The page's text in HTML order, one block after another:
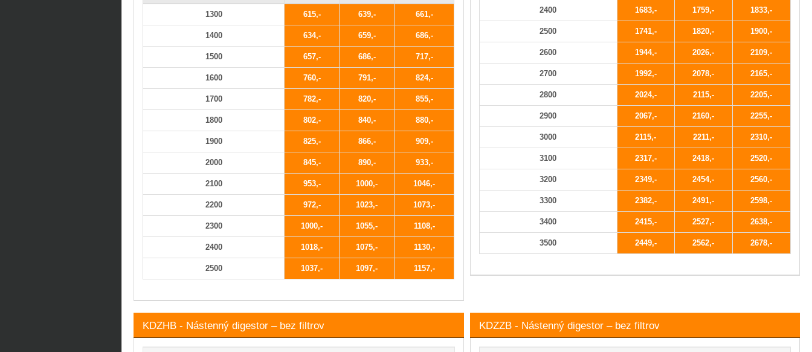
1300 615 639 661
1400 634 659 686
1500 657 686 717
1600 760 791 824
1700 782 820 855
1800 802 840 880
1900 825 866 909
2000 845 890 933
2100 953 1000 1046
2200 972 1023 1073
2300 1000 1055 1108
2400 1018 1075 1130
2500 1037 1097 1157
2400 1683 1759 1833
2500 1741 1820 1900
2600 1944 2026 2109
2700 1992 2078 2165
2800 2024 2115 2205
2900 2067 2160 2255
3000 2115 2211 2310
3100 2317 2418 2520
3200 2349 2454 2560
3300 2382 2491 2598
3400 2415 2527 2638
3500 2449 2562 2678
KDZHB - Nástenný digestor – bez filtrov KDZZB - Nástenný digestor – bez filtrov